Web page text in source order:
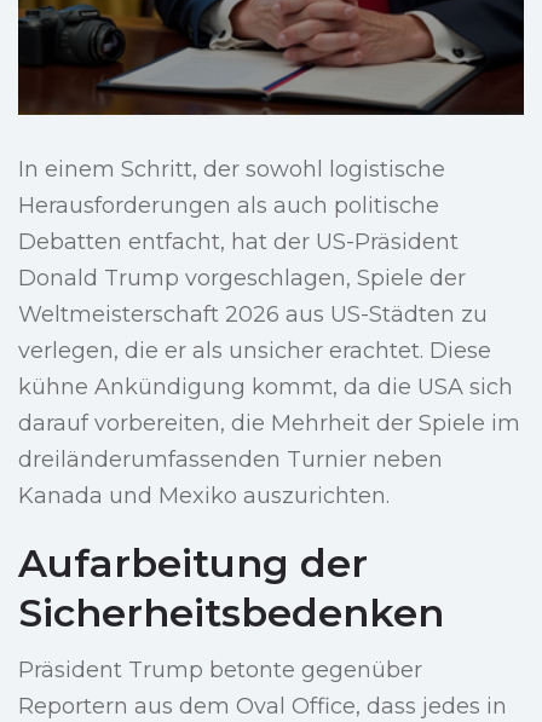
In einem Schritt, der sowohl logistische
Herausforderungen als auch politische
Debatten entfacht, hat der US-Präsident
Donald Trump vorgeschlagen, Spiele der
Weltmeisterschaft 2026 aus US-Städten zu
verlegen, die er als unsicher erachtet. Diese
kühne Ankündigung kommt, da die USA sich
darauf vorbereiten, die Mehrheit der Spiele im
dreiländerumfassenden Turnier neben
Kanada und Mexiko auszurichten.
Aufarbeitung der
Sicherheitsbedenken
Präsident Trump betonte gegenüber
Reportern aus dem Oval Office, dass jedes in